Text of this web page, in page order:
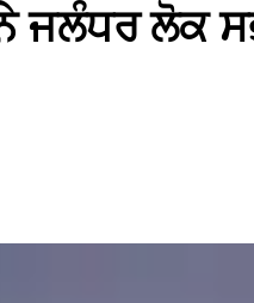
ਜਲੰਧਰ ਲੋਕ